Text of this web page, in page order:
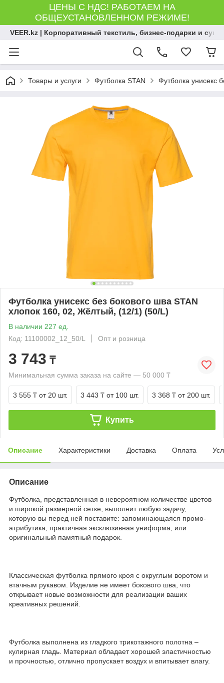
ЦЕНЫ С НДС! РАБОТАЕМ НА
ОБЩЕУСТАНОВЛЕННОМ РЕЖИМЕ!
VEER.kz | Корпоративный текстиль, бизнес-подарки и
Товары и услуги Футболка STAN Футболка унисекс
Футболка унисекс без бокового шва STAN
хлопок 160, 02, Жёлтый, (12/1) (50/L)
В наличии 227 ед.
Код: 11100002_12_50/L
Опт и розница
3 743 ₸
Минимальная сумма заказа на сайте — 50 000 ₸
3 555 ₸ от 20 шт. 3 443 ₸ от 100 шт. 3 368 ₸ от 200 шт.
Купить
Описание Характеристики Доставка Оплата
Описание
Футболка, представленная в невероятном количестве цветов
и широкой размерной сетке, выполнит любую задачу,
которую вы перед ней поставите: запоминающаяся промо-
атрибутика, практичная эксклюзивная униформа, или
оригинальный памятный подарок.
Классическая футболка прямого кроя с округлым воротом и
втачным рукавом. Изделие не имеет бокового шва, что
открывает новые возможности для реализации ваших
креативных решений.
Футболка выполнена из гладкого трикотажного полотна –
кулирная гладь. Материал обладает хорошей эластичностью
и прочностью, отлично пропускает воздух и впитывает влагу.